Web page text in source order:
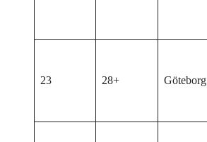
23 28+ Göteborg